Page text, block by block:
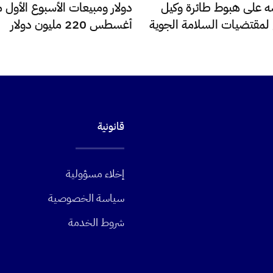
على هبوط طائرة وكيل
لمقتضيات السلامة الجوية
دولار ومبيعات الأسبوع
أغسطس 220 مليون دولار
قانونية
إخلاء مسؤولية
سياسة الخصوصية
شروط الخدمة